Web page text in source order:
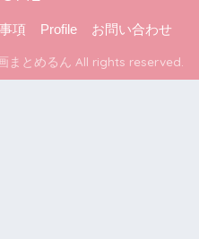
項 Profile お問い合わせ
とめるん All rights reserved.